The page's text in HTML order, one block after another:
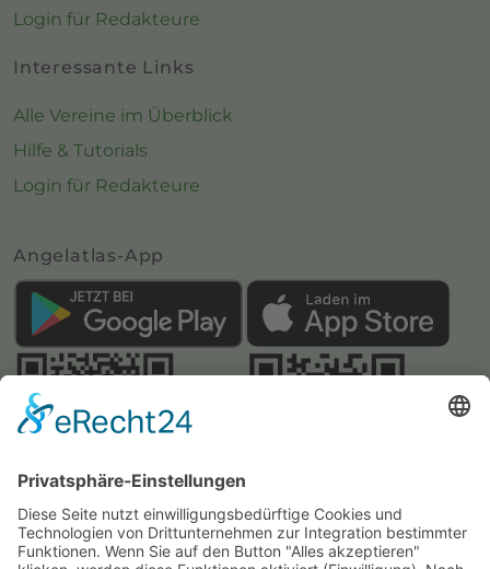
Login für Redakteure
Interessante Links
Alle Vereine im Überblick
Hilfe & Tutorials
Login für Redakteure
Angelatlas-App
Webseite:Angelatlas Sachsen